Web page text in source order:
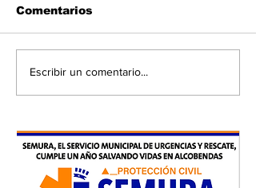
Comentarios
Escribir un comentario...